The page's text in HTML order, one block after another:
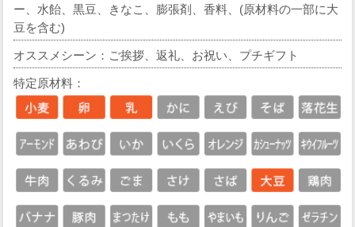
ー、水飴、黒豆、きなこ、膨張剤、香料、(原材料の一部に大
豆を含む)
オススメシーン：ご挨拶、返礼、お祝い、プチギフト
特定原材料：